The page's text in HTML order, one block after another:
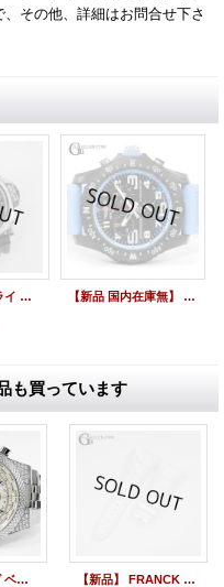
その他、詳細はお問合せ下さ
PANERAI パネライ ルミノールGMT ベゼルダイヤ Dバックル ラバーストラップ 【新品 国内在庫無】 ブライトリング エンデュランス プロ ブルー ブライトライト X82310281B1S1
も買っています
ブライトリング ベントレーGMT ダイヤモンド シルバーストーム A47362 新品ラバーベルト&新品バックル付属 現金特価 【新品】 FRANCK MULLER フランクミュラー ヴァンガード V45等 純正 ベルト アリゲーター レザー ラバー 白 ホワイト